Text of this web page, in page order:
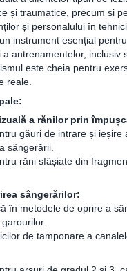
și traumatice, precum și
și personalului în
instrument esențial
a antrenamentelor, inclusiv
este cheia pentru
reale.
a rănilor prin
găuri de intrare și ieșire
sângerării.
răni sfâșiate din
sângerărilor:
în metodele de oprire a
de tamponare a